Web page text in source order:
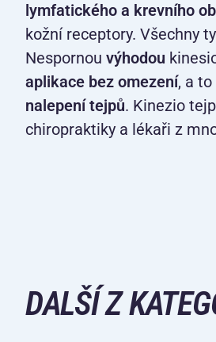
lymfatického a krevního
kožní receptory. Všechny
Nespornou výhodou
aplikace bez omezení, a
nalepení tejpů. Kinezio
chiropraktiky a lékaři z
DALŠÍ Z